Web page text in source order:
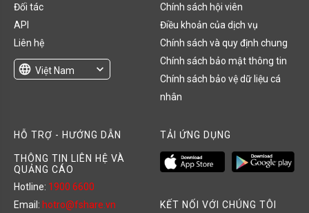
Đối tác
API
Liên hệ
language Việt Nam
expand_more
Chính sách hội viên
Điều khoản của dịch vụ
Chính sách và quy định chung
Chính sách bảo mật thông tin
Chính sách bảo vệ dữ liệu cá
nhân
HỖ TRỢ - HƯỚNG DẪN
THÔNG TIN LIÊN HỆ VÀ
QUẢNG CÁO
Hotline: 1900 6600
Email: hotro@fshare.vn
TẢI ỨNG DỤNG
KẾT NỐI VỚI CHÚNG TÔI